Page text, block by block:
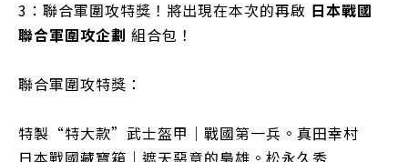
3：聯合軍圍攻特獎！將出現在本次的再啟 日本戰國
聯合軍圍攻企劃 組合包！
聯合軍圍攻特獎：
特製“特大款”武士盔甲｜戰國第一兵。真田幸村
日本戰國藏寶箱｜遮天惡意的梟雄。松永久秀